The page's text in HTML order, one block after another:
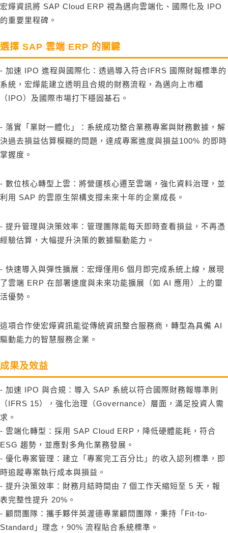
宏燁資訊將 SAP Cloud ERP 視為邁向雲端化、國際化及 IPO
的重要里程碑。
選擇 SAP 雲端 ERP 的關鍵
- 加速 IPO 進程與國際化：透過導入符合IFRS 國際財報標準的
系統，宏燁能建立透明且合規的財務流程，為邁向上市櫃
（IPO）及國際市場打下穩固基石。
- 落實「業財一體化」：系統成功整合業務專案與財務數據，解
決過去損益估算模糊的問題，達成專案進度與損益100% 的即時
掌握度。
- 數位核心轉型上雲：將營運核心遷至雲端，強化資料治理，並
利用 SAP 的雲原生架構支撐未來十年的企業成長。
- 提升管理與決策效率：管理團隊能每天即時查看損益，不再憑
經驗估算，大幅提升決策的數據驅動能力。
- 快速導入與彈性擴展：宏燁僅用6 個月即完成系統上線，展現
了雲端 ERP 在部署速度與未來功能擴展（如 AI 應用）上的靈
活優勢。
這項合作使宏燁資訊能從傳統資訊整合服務商，轉型為具備 AI
驅動能力的智慧服務企業。
成果及效益
- 加速 IPO 與合規：導入 SAP 系統以符合國際財務報導準則
（IFRS 15），強化治理（Governance）層面，滿足投資人需
求。
- 雲端化轉型：採用 SAP Cloud ERP，降低硬體能耗，符合
ESG 趨勢，並應對多角化業務發展。
- 優化專案管理：建立「專案完工百分比」的收入認列標準，即
時追蹤專案執行成本與損益。
- 提升決策效率：財務月結時間由 7 個工作天縮短至 5 天，報
表完整性提升 20%。
- 顧問團隊：攜手夥伴英渥德專業顧問團隊，秉持「Fit-to-
Standard」理念，90% 流程貼合系統標準。